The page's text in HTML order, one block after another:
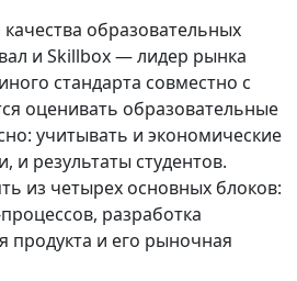
образовательных
и Skillbox — лидер рынка
стандарта совместно с
оценивать образовательные
учитывать и экономические
и результаты студентов.
из четырех основных блоков:
разработка
продукта и его рыночная